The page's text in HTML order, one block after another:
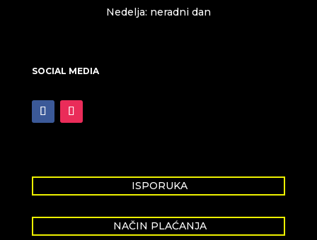
Nedelja: neradni dan
SOCIAL MEDIA
ISPORUKA
NAČIN PLAĆANJA